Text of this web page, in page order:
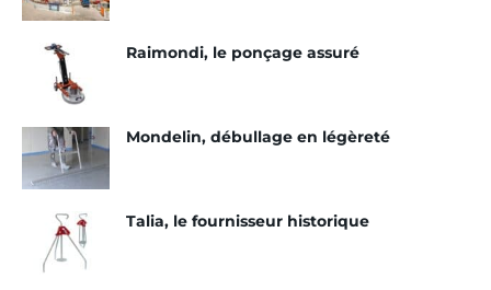
Raimondi, le ponçage assuré
Mondelin, débullage en légèreté
Talia, le fournisseur historique